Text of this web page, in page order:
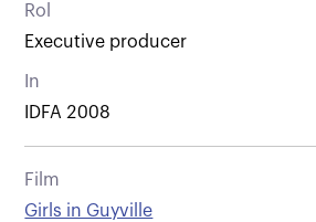
Rol
Executive producer
In
IDFA 2008
Film
Girls in Guyville